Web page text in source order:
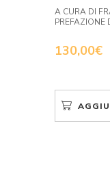
130,00€
A CURA DI
PREFAZIONE